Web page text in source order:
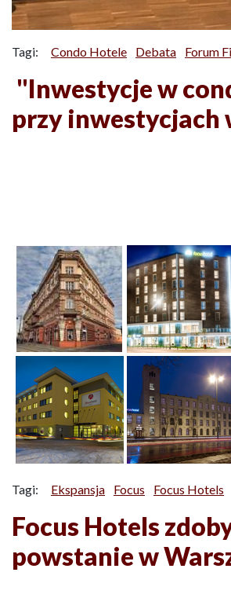
Tagi: Condo Hotele Debata Forum
"Inwestycje w
przy inwestycjach
Tagi: Ekspansja Focus Focus Hotels
Focus Hotels
powstanie w